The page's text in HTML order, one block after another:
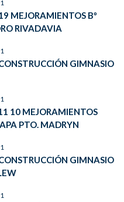
MEJORAMIENTOS Bº
RIVADAVIA
GIMNASIO
10 MEJORAMIENTOS
PTO. MADRYN
GIMNASIO